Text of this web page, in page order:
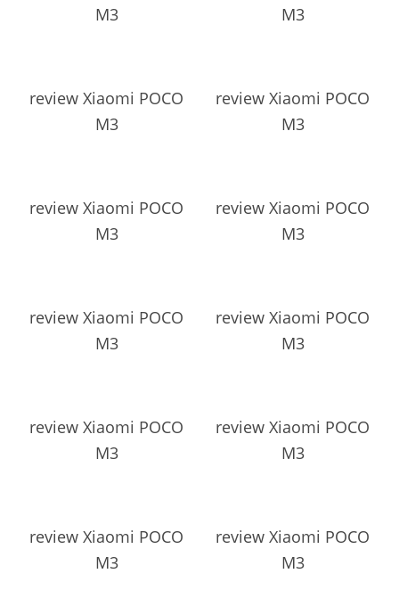
M3
M3
review Xiaomi POCO
M3
review Xiaomi POCO
M3
review Xiaomi POCO
M3
review Xiaomi POCO
M3
review Xiaomi POCO
M3
review Xiaomi POCO
M3
review Xiaomi POCO
M3
review Xiaomi POCO
M3
review Xiaomi POCO
M3
review Xiaomi POCO
M3